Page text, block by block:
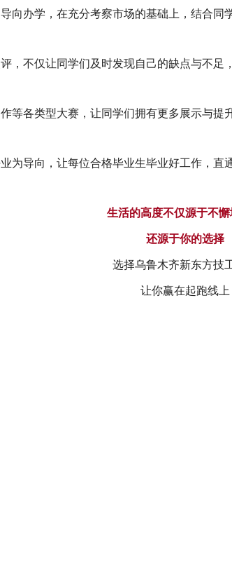
向办学，在充分考察市场的基础上，结合同
，不仅让同学们及时发现自己的缺点与不足
等各类型大赛，让同学们拥有更多展示与提
为导向，让每位合格毕业生毕业好工作，直
生活的高度不仅源于不懈
还源于你的选择
选择乌鲁木齐新东方技
让你赢在起跑线上